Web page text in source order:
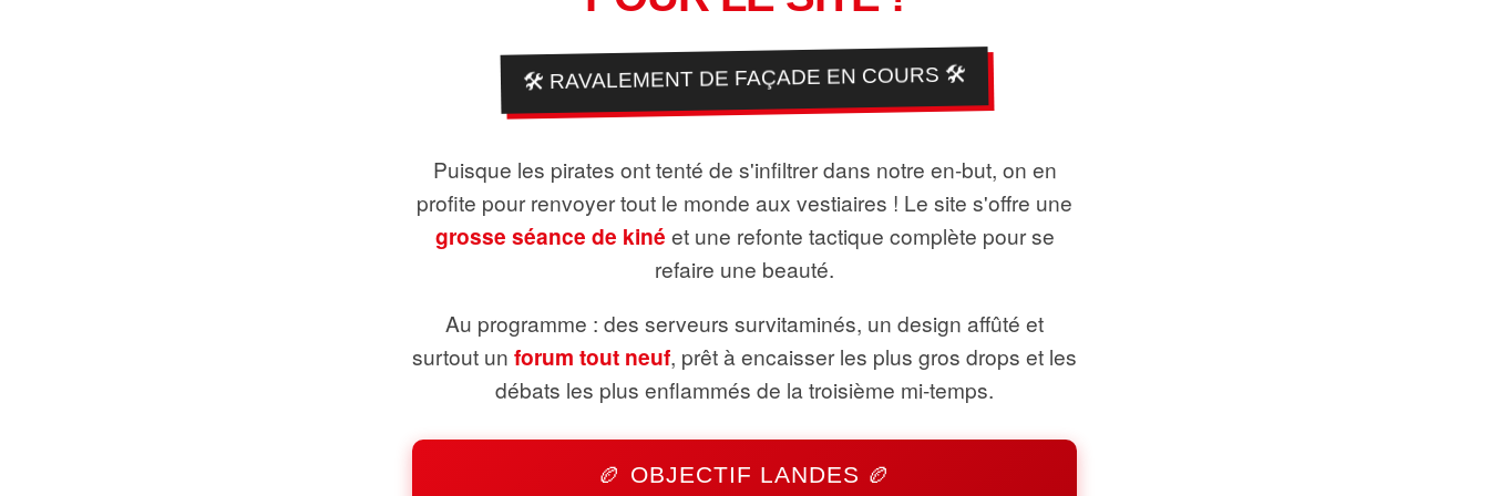
🛠️ RAVALEMENT DE FAÇADE EN COURS 🛠️
Puisque les pirates ont tenté de s'infiltrer dans notre en-but, on en
profite pour renvoyer tout le monde aux vestiaires ! Le site s'offre une
grosse séance de kiné et une refonte tactique complète pour se
refaire une beauté.
Au programme : des serveurs survitaminés, un design affûté et
surtout un forum tout neuf, prêt à encaisser les plus gros drops et les
débats les plus enflammés de la troisième mi-temps.
🏉 OBJECTIF LANDES 🏉